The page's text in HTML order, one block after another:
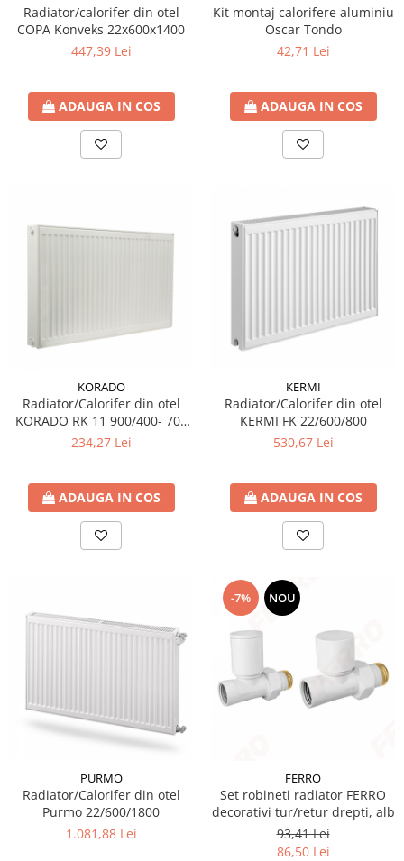
Radiator/calorifer din otel
COPA Konveks 22x600x1400
447,39 Lei
ADAUGA IN COS
Kit montaj calorifere aluminiu
Oscar Tondo
42,71 Lei
ADAUGA IN COS
KORADO
Radiator/Calorifer din otel
KORADO RK 11 900/400- 709
W
234,27 Lei
ADAUGA IN COS
KERMI
Radiator/Calorifer din otel
KERMI FK 22/600/800
530,67 Lei
ADAUGA IN COS
PURMO
Radiator/Calorifer din otel
Purmo 22/600/1800
1.081,88 Lei
-7% NOU
FERRO
Set robineti radiator FERRO
decorativi tur/retur drepti, alb
93,41 Lei
86,50 Lei